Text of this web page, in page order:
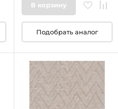
В корзину
Подобрать аналог